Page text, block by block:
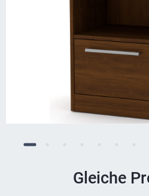
Gleiche